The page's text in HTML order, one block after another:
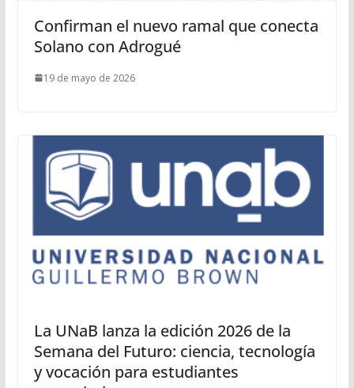
Confirman el nuevo ramal que conecta
Solano con Adrogué
19 de mayo de 2026
La UNaB lanza la edición 2026 de la
Semana del Futuro: ciencia, tecnología
y vocación para estudiantes